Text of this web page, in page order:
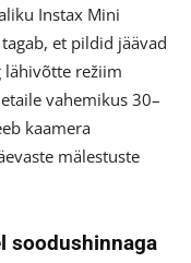
Instax Mini
et pildid jäävad
lähivõtte režiim
vahemikus 30–
kaamera
mälestuste
soodushinnaga